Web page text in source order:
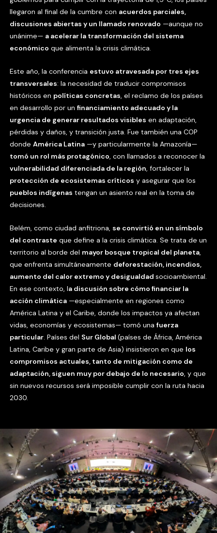
llegaron al final de la cumbre con acuerdos parciales,
discusiones abiertas y un llamado renovado —aunque no
unánime— a acelerar la transformación del sistema
económico que alimenta la crisis climática.
Este año, la conferencia estuvo atravesada por tres ejes
transversales: la necesidad de traducir compromisos
históricos en políticas concretas, el reclamo de los países
en desarrollo por un financiamiento adecuado y la
urgencia de generar resultados visibles en adaptación,
pérdidas y daños, y transición justa. Fue también una COP
donde América Latina —y particularmente la Amazonía—
tomó un rol más protagónico, con llamados a reconocer la
vulnerabilidad diferenciada de la región, fortalecer la
protección de ecosistemas críticos y asegurar que los
pueblos indígenas tengan un asiento real en la toma de
decisiones.
Belém, como ciudad anfitriona, se convirtió en un símbolo
del contraste que define a la crisis climática. Se trata de un
territorio al borde del mayor bosque tropical del planeta,
que enfrenta simultáneamente deforestación, incendios,
aumento del calor extremo y desigualdad socioambiental.
En ese contexto, la discusión sobre cómo financiar la
acción climática —especialmente en regiones como
América Latina y el Caribe, donde los impactos ya afectan
vidas, economías y ecosistemas— tomó una fuerza
particular. Países del Sur Global (países de África, América
Latina, Caribe y gran parte de Asia) insistieron en que los
compromisos actuales, tanto de mitigación como de
adaptación, siguen muy por debajo de lo necesario, y que
sin nuevos recursos será imposible cumplir con la ruta hacia
2030.